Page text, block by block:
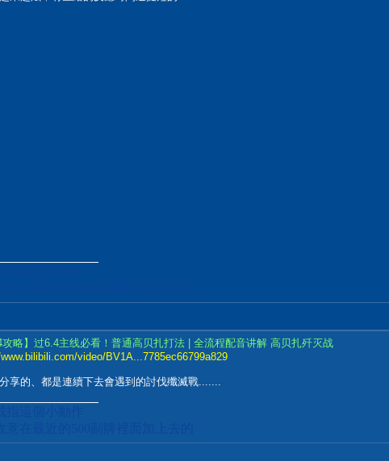
攻略】过6.4主线必看！普通高贝扎打法 | 全流程配音讲解 高贝扎歼灭战
video/BV1A...7785ec66799a829
享的、都是連續下去會遇到的討伐殲滅戰.......